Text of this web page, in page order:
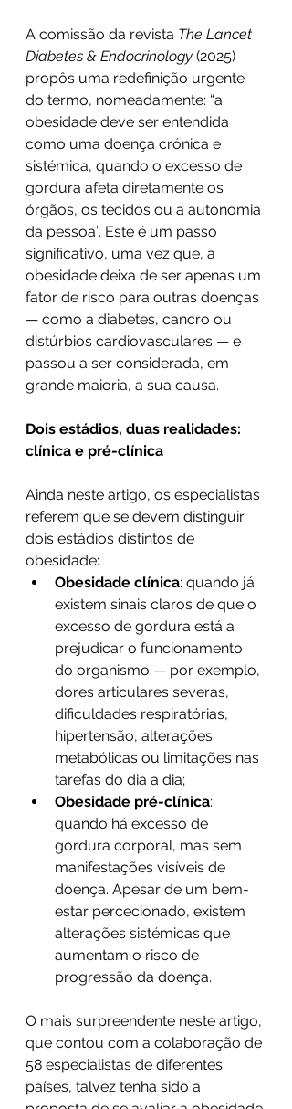
A comissão da revista The Lancet
Diabetes & Endocrinology (2025)
propôs uma redefinição urgente
do termo, nomeadamente: “a
obesidade deve ser entendida
como uma doença crónica e
sistémica, quando o excesso de
gordura afeta diretamente os
órgãos, os tecidos ou a autonomia
da pessoa”. Este é um passo
significativo, uma vez que, a
obesidade deixa de ser apenas um
fator de risco para outras doenças
— como a diabetes, cancro ou
distúrbios cardiovasculares — e
passou a ser considerada, em
grande maioria, a sua causa.
Dois estádios, duas realidades:
clínica e pré-clínica
Ainda neste artigo, os especialistas
referem que se devem distinguir
dois estádios distintos de
obesidade:
Obesidade clínica: quando já
existem sinais claros de que o
excesso de gordura está a
prejudicar o funcionamento
do organismo — por exemplo,
dores articulares severas,
dificuldades respiratórias,
hipertensão, alterações
metabólicas ou limitações nas
tarefas do dia a dia;
Obesidade pré-clínica:
quando há excesso de
gordura corporal, mas sem
manifestações visíveis de
doença. Apesar de um bem-
estar percecionado, existem
alterações sistémicas que
aumentam o risco de
progressão da doença.
O mais surpreendente neste artigo,
que contou com a colaboração de
58 especialistas de diferentes
países, talvez tenha sido a